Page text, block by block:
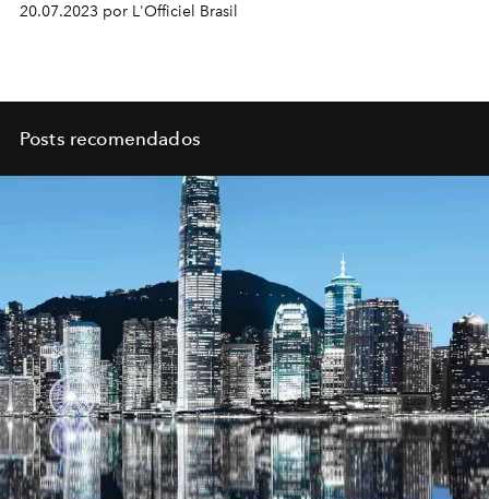
20.07.2023 por L'Officiel Brasil
Posts recomendados